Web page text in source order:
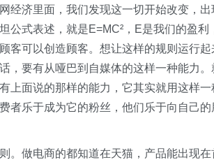
经济里面，我们发现这一切开始改变，
公式表述，就是E=MC²，E是我们的盈
客可以创造顾客。想让这样的规则运行
，要有从哑巴到自媒体的这样一种能力
上面说的那样的能力，它其实就用这样
者乐于成为它的粉丝，他们乐于向自己
。做电商的都知道在天猫，产品能出现